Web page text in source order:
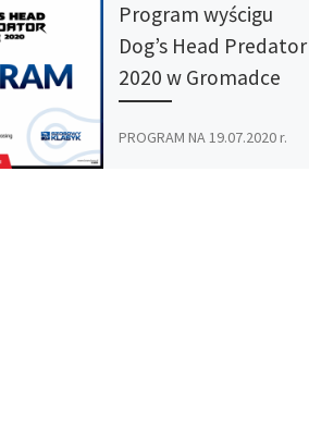
Program wyścigu
Dog’s Head Predator
2020 w Gromadce
PROGRAM NA 19.07.2020 r.